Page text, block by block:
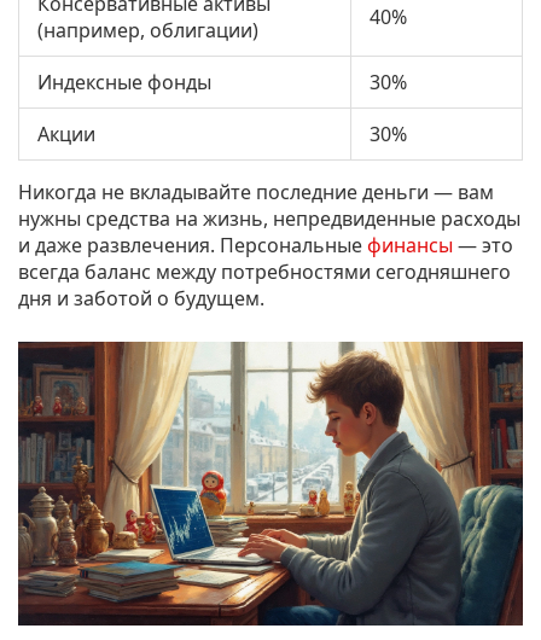
(например, облигации)
40%
Индексные фонды
30%
Акции
30%
Никогда не вкладывайте последние деньги — вам
нужны средства на жизнь, непредвиденные расходы
и даже развлечения. Персональныефинансы— это
всегда баланс между потребностями сегодняшнего
дня и заботой о будущем.